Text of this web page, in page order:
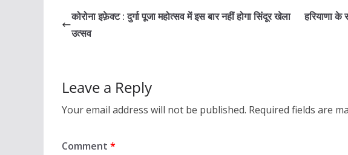
s b er e l e
कोरोना इफ़ेक्ट : दुर्गा पूजा महोत्सव में इस बार नहीं होगा सिंदूर खेला
उत्सव
हरियाणा के
Leave a Reply
Your email address will not be published. Required fields are
Comment *